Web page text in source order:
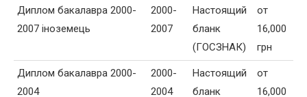
Диплом бакалавра 2000-
2007 іноземець
2000-
2007
Настоящий
бланк
(ГОСЗНАК)
от
16,000
грн
Диплом бакалавра 2000-
2004
2000-
2004
Настоящий
бланк
от
16,000